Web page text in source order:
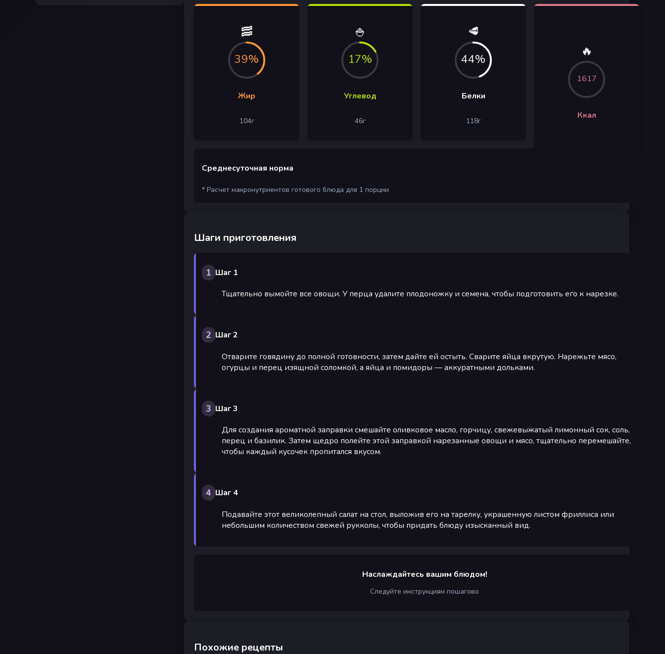
🥓
39%
Жир
104г
🍚
17%
Углевод
46г
🥩
44%
Белки
118г
🔥
1617
Ккал
Среднесуточная норма
* Расчет макронутриентов готового блюда для 1 порции
Шаги приготовления
1 Шаг 1
Тщательно вымойте все овощи. У перца удалите плодоножку и семена, чтобы подготовить его к нарезке.
2 Шаг 2
Отварите говядину до полной готовности, затем дайте ей остыть. Сварите яйца вкрутую. Нарежьте мясо,
огурцы и перец изящной соломкой, а яйца и помидоры — аккуратными дольками.
3 Шаг 3
Для создания ароматной заправки смешайте оливковое масло, горчицу, свежевыжатый лимонный сок, соль,
перец и базилик. Затем щедро полейте этой заправкой нарезанные овощи и мясо, тщательно перемешайте,
чтобы каждый кусочек пропитался вкусом.
4 Шаг 4
Подавайте этот великолепный салат на стол, выложив его на тарелку, украшенную листом фриллиса или
небольшим количеством свежей рукколы, чтобы придать блюду изысканный вид.
Наслаждайтесь вашим блюдом!
Следуйте инструкциям пошагово
Похожие рецепты